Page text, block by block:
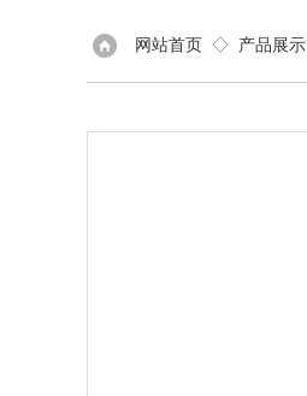
网站首页 ◇ 产品展示